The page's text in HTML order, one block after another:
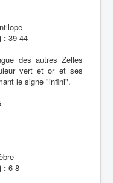
: 39-44
des autres Zelles
vert et or et ses
le signe "infini".
: 6-8